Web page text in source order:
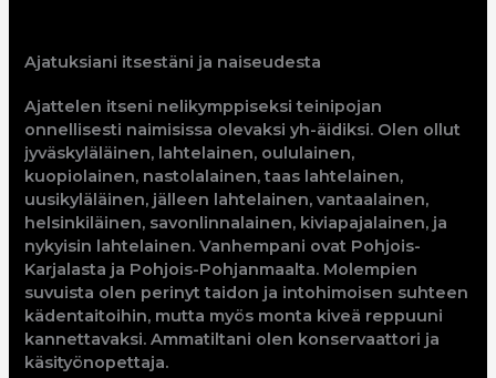
Ajatuksiani itsestäni ja naiseudesta
Ajattelen itseni nelikymppiseksi teinipojan
onnellisesti naimisissa olevaksi yh-äidiksi. Olen ollut
jyväskyläläinen, lahtelainen, oululainen,
kuopiolainen, nastolalainen, taas lahtelainen,
uusikyläläinen, jälleen lahtelainen, vantaalainen,
helsinkiläinen, savonlinnalainen, kiviapajalainen, ja
nykyisin lahtelainen. Vanhempani ovat Pohjois-
Karjalasta ja Pohjois-Pohjanmaalta. Molempien
suvuista olen perinyt taidon ja intohimoisen suhteen
kädentaitoihin, mutta myös monta kiveä reppuuni
kannettavaksi. Ammatiltani olen konservaattori ja
käsityönopettaja.